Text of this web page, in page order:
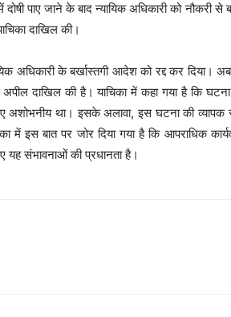
दोषी पाए जाने के बाद न्यायिक अधिकारी को नौकरी
दाखिल की।
अधिकारी के बर्खास्तगी आदेश को रद्द कर
दाखिल की है। याचिका में कहा गया है कि घटना
अशोभनीय था। इसके अलावा, इस घटना की व्यापक
में इस बात पर जोर दिया गया है कि आपराधिक
यह संभावनाओं की प्रधानता है।